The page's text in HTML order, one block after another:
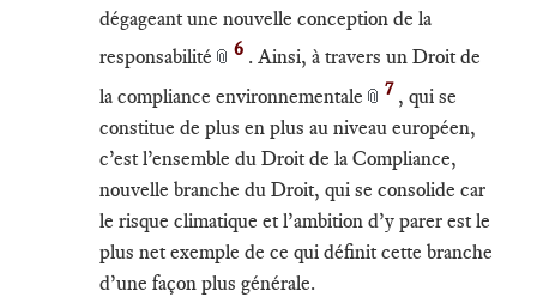
dégageant une nouvelle conception de la
responsabilité 📎 6 . Ainsi, à travers un Droit de
la compliance environnementale 📎 7 , qui se
constitue de plus en plus au niveau européen,
c’est l’ensemble du Droit de la Compliance,
nouvelle branche du Droit, qui se consolide car
le risque climatique et l’ambition d’y parer est le
plus net exemple de ce qui définit cette branche
d’une façon plus générale.